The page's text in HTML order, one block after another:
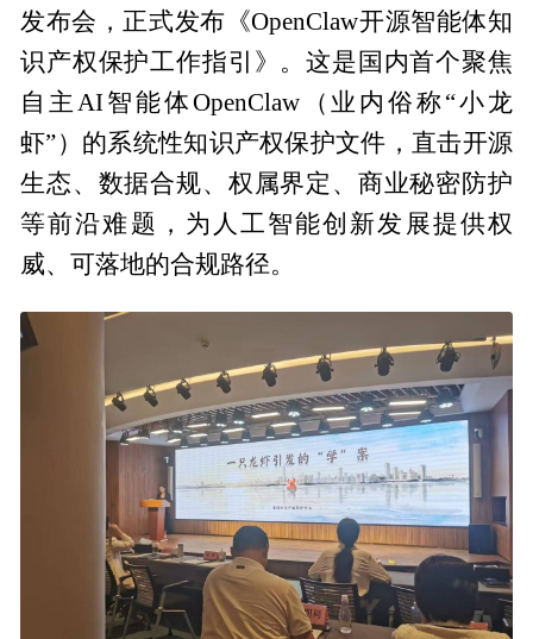
发布会，正式发布《OpenClaw开源智能体知
识产权保护工作指引》。这是国内首个聚焦
自主AI智能体OpenClaw（业内俗称“小龙
虾”）的系统性知识产权保护文件，直击开源
生态、数据合规、权属界定、商业秘密防护
等前沿难题，为人工智能创新发展提供权
威、可落地的合规路径。